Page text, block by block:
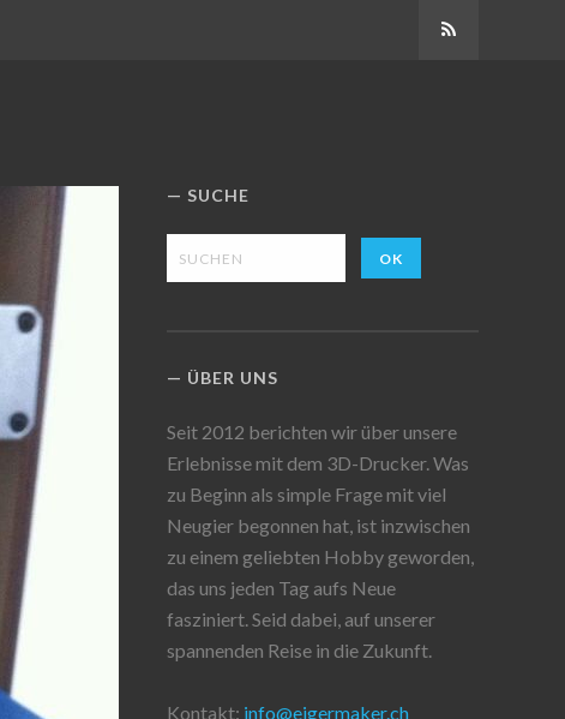
SUCHE
ÜBER UNS
Seit 2012 berichten wir über unsere
Erlebnisse mit dem 3D-Drucker. Was
zu Beginn als simple Frage mit viel
Neugier begonnen hat, ist inzwischen
zu einem geliebten Hobby geworden,
das uns jeden Tag aufs Neue
fasziniert. Seid dabei, auf unserer
spannenden Reise in die Zukunft.
Kontakt: info@eigermaker.ch